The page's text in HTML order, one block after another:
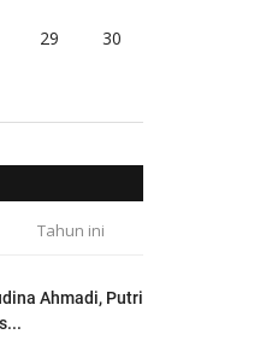
29 30
Tahun ini
Ahmadi, Putri